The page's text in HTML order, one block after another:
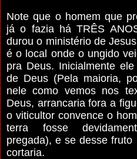
Note que o homem que
já o fazia há TRÊS
durou o ministério de
é o local onde o ungido
pra Deus. Inicialmente
de Deus (Pela maioria,
nele como vemos nos
Deus, arrancaria fora a
o viticultor convence o
terra fosse
pregada), e se desse
cortaria.